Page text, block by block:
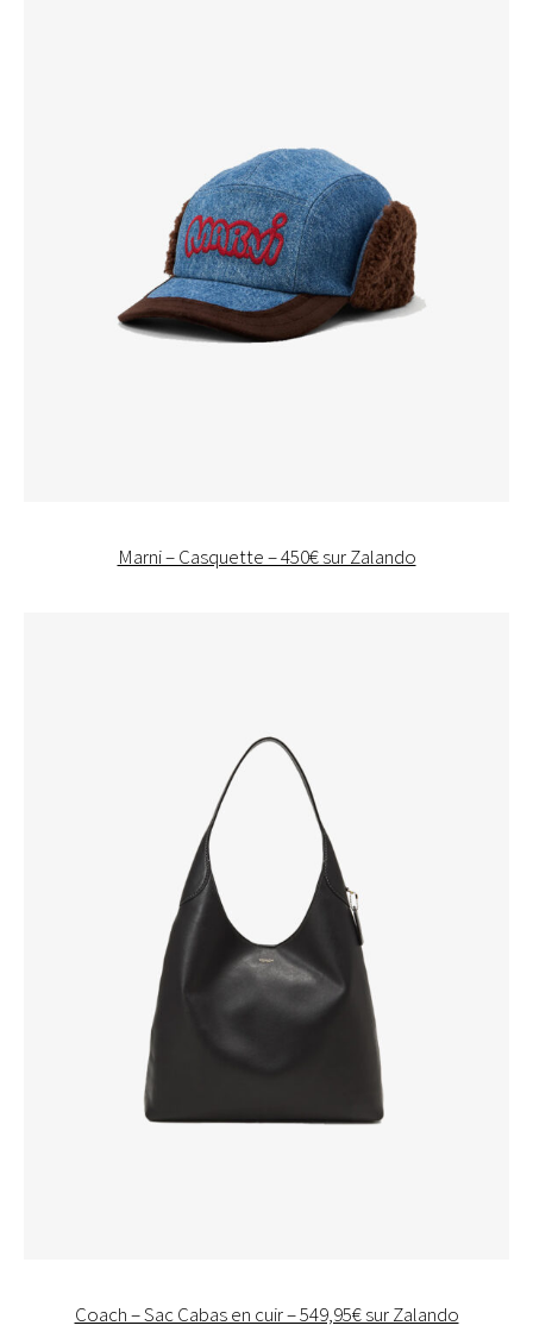
Marni – Casquette – 450€ sur Zalando
Coach – Sac Cabas en cuir – 549,95€ sur Zalando